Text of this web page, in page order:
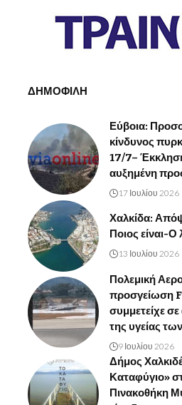
ΔΗΜΟΦΙΛΗ
Εύβοια:
κίνδυνος
17/7–
αυξημένη
17 Ιουλίου 2026
Χαλκίδα:
Ποιος είναι-Ο
13 Ιουλίου 2026
Πολεμική
προσγείωση
συμμετείχε
της υγείας
9 Ιουλίου 2026
Δήμος
Καταφύγιο»
Πινακοθήκη